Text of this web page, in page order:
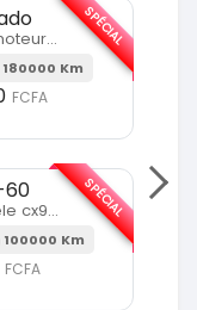
Prado 2.0L moteur d4d
Km
FCFA
SPÉCIAL
60
Cx-60 modele cx9 full option
100000 Km
FCFA
SPÉCIAL